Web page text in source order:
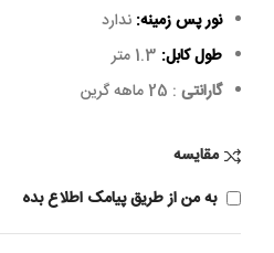
نور پس زمینه: ندارد
طول کابل:
گارانتی : 25 ماهه گرین
مقایسه
به من از طریق پیامک اطلاع بده